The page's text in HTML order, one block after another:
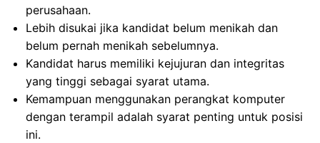
perusahaan.
Lebih disukai jika kandidat belum menikah dan
belum pernah menikah sebelumnya.
Kandidat harus memiliki kejujuran dan integritas
yang tinggi sebagai syarat utama.
Kemampuan menggunakan perangkat komputer
dengan terampil adalah syarat penting untuk posisi
ini.